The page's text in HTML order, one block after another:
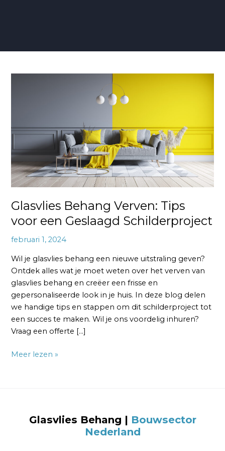
Glasvlies Behang Verven: Tips
voor een Geslaagd Schilderproject
februari 1, 2024
Wil je glasvlies behang een nieuwe uitstraling geven?
Ontdek alles wat je moet weten over het verven van
glasvlies behang en creëer een frisse en
gepersonaliseerde look in je huis. In deze blog delen
we handige tips en stappen om dit schilderproject tot
een succes te maken. Wil je ons voordelig inhuren?
Vraag een offerte […]
voor
Geslaagd
Schilderproject
Meer lezen »
Glasvlies Behang | Bouwsector
Nederland